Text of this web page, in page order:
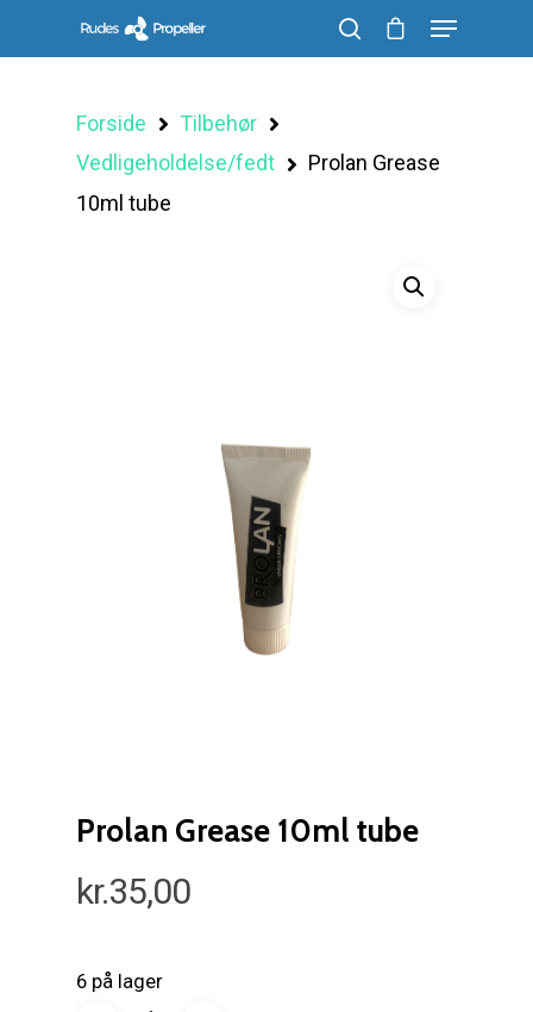
Forside
Tilbehør
Vedligeholdelse/fedt
Prolan Grease
10ml tube
Prolan Grease 10ml tube
kr.35,00
6 på lager